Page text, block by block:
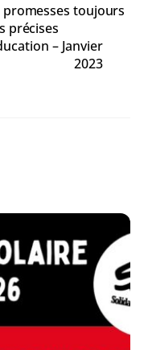
promesses toujours
précises
– Janvier
2023